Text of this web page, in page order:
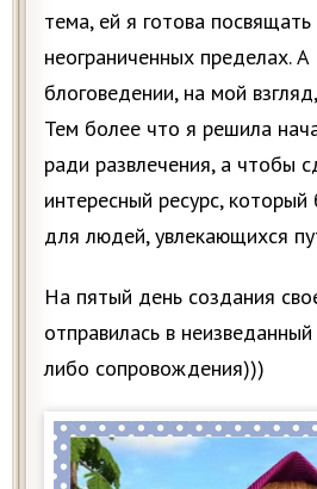
тема, ей я готова
неограниченных пределах. А
блоговедении, на мой
Тем более что я решила
ради развлечения, а чтобы
интересный ресурс,
для людей, увлекающихся
На пятый день создания
отправилась в
либо сопровождения)))